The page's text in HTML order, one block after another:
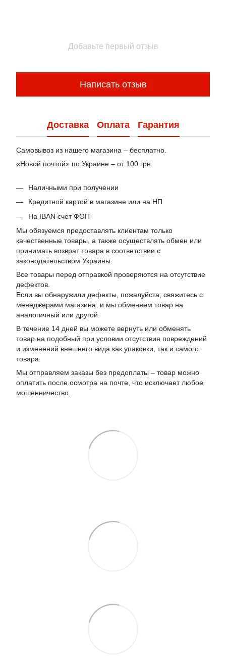
Добавьте первый отзыв
Написать отзыв
Доставка Оплата Гарантия
Самовывоз из нашего магазина – бесплатно.
«Новой почтой» по Украине – от 100 грн.
Наличными при получении
Кредитной картой в магазине или на НП
На IBAN счет ФОП
Мы обязуемся предоставлять клиентам только
качественные товары, а также осуществлять обмен или
принимать возврат товара в соответствии с
законодательством Украины.
Все товары перед отправкой проверяются на отсутствие
дефектов.
Если вы обнаружили дефекты, пожалуйста, свяжитесь с
менеджерами магазина, и мы обменяем товар на
аналогичный или другой.
В течение 14 дней вы можете вернуть или обменять
товар на подобный при условии отсутствия повреждений
и изменений внешнего вида как упаковки, так и самого
товара.
Мы отправляем заказы без предоплаты – товар можно
оплатить после осмотра на почте, что исключает любое
мошенничество.